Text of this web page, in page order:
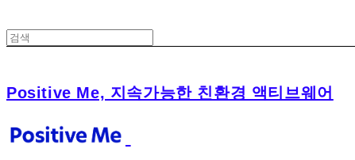
Positive Me, 지속가능한 친환경 액티브웨어